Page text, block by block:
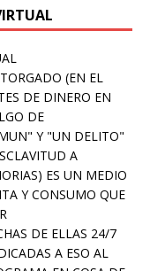
(EN EL
DE DINERO EN
DE
Y "UN DELITO"
A
ES UN MEDIO
Y CONSUMO QUE
DE ELLAS 24/7
A ESO AL